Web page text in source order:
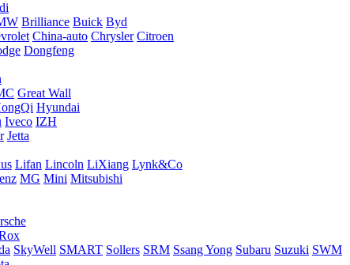
Brilliance Buick Byd
China-auto Chrysler Citroen
Dongfeng
Great Wall
Hyundai
Iveco IZH
Jetta
Lifan Lincoln LiXiang Lynk&Co
MG Mini Mitsubishi
SkyWell SMART Sollers SRM Ssang Yong Subaru Suzuki SWM